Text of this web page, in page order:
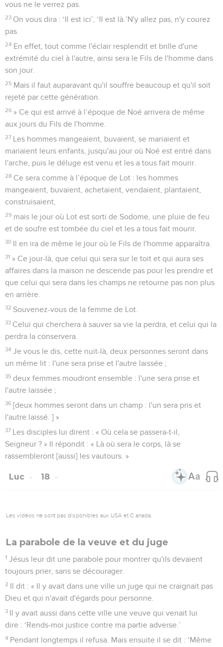
vous ne le verrez pas.
23 On vous dira : ‘Il est ici’, ‘Il est là.’N'y allez pas, n'y courez
pas.
24 En effet, tout comme l'éclair resplendit et brille d'une
extrémité du ciel à l'autre, ainsi sera le Fils de l'homme dans
son jour.
25 Mais il faut auparavant qu'il souffre beaucoup et qu'il soit
rejeté par cette génération.
26 » Ce qui est arrivé à l’époque de Noé arrivera de même
aux jours du Fils de l'homme.
27 Les hommes mangeaient, buvaient, se mariaient et
mariaient leurs enfants, jusqu'au jour où Noé est entré dans
l'arche, puis le déluge est venu et les a tous fait mourir.
28 Ce sera comme à l’époque de Lot : les hommes
mangeaient, buvaient, achetaient, vendaient, plantaient,
construisaient,
29 mais le jour où Lot est sorti de Sodome, une pluie de feu
et de soufre est tombée du ciel et les a tous fait mourir.
30 Il en ira de même le jour où le Fils de l'homme apparaîtra.
31 » Ce jour-là, que celui qui sera sur le toit et qui aura ses
affaires dans la maison ne descende pas pour les prendre et
que celui qui sera dans les champs ne retourne pas non plus
en arrière.
32 Souvenez-vous de la femme de Lot.
33 Celui qui cherchera à sauver sa vie la perdra, et celui qui la
perdra la conservera.
34 Je vous le dis, cette nuit-là, deux personnes seront dans
un même lit : l'une sera prise et l'autre laissée ;
35 deux femmes moudront ensemble : l'une sera prise et
l'autre laissée ;
36 [deux hommes seront dans un champ : l'un sera pris et
l'autre laissé. ] »
37 Les disciples lui dirent : « Où cela se passera-t-il,
Seigneur ? » Il répondit : « Là où sera le corps, là se
rassembleront [aussi] les vautours. »
Luc 18
Les vidéos ne sont pas disponibles aux USA et C anada.
La parabole de la veuve et du juge
1 Jésus leur dit une parabole pour montrer qu'ils devaient
toujours prier, sans se décourager.
2 Il dit : « Il y avait dans une ville un juge qui ne craignait pas
Dieu et qui n'avait d'égards pour personne.
3 Il y avait aussi dans cette ville une veuve qui venait lui
dire : ‘Rends-moi justice contre ma partie adverse.’
4 Pendant longtemps il refusa. Mais ensuite il se dit : ‘Même